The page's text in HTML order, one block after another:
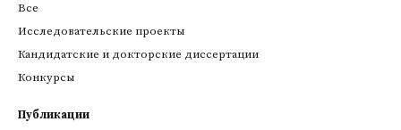
Все
Исследовательские проекты
Кандидатские и докторские диссертации
Конкурсы
Публикации